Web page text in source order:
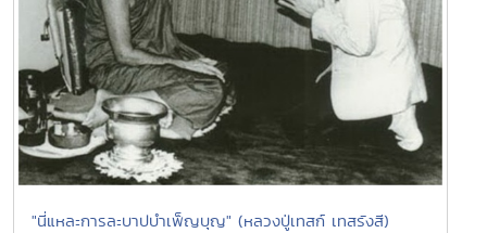
"นี่แหละการละบาปบำเพ็ญบุญ" (หลวงปู่เทสก์ เทสรังสี)